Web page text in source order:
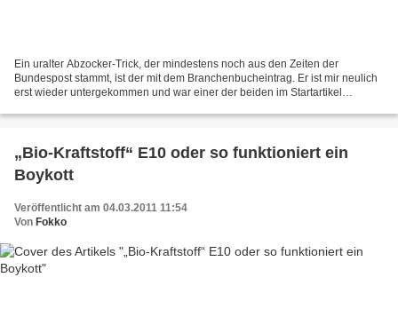
Ein uralter Abzocker-Trick, der mindestens noch aus den Zeiten der
Bundespost stammt, ist der mit dem Branchenbucheintrag. Er ist mir neulich
erst wieder untergekommen und war einer der beiden im Startartikel
„Bio-Kraftstoff“ E10 oder so funktioniert ein
Boykott
Veröffentlicht am 04.03.2011 11:54
Von Fokko